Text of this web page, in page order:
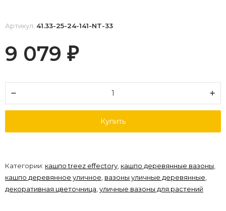
Артикул: 41.33-25-24-141-NT-33
9 079 ₽
Купить
Категории: кашпо treez effectory, кашпо деревянные вазоны,
кашпо деревянное уличное, вазоны уличные деревянные,
декоративная цветочница,уличные вазоны для растений